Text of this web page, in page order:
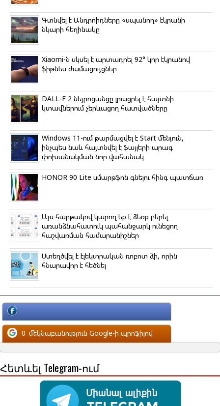
i
k
i
Գտնվել է Անդրոիդները «սպանող» էկրանի
նկարի հեղինակը
Xiaomi-ն սկսել է արտադրել 92° կոր էկրանով
ֆիթնես ժամացույցներ
DALL-E 2 նեյրոցանցը լրացրել է հայտնի
կտավներում չերևացող հատվածները
Windows 11-ում թարմացվել է Start մենյուն,
ինչպես նաև հայտնվել է ֆայլերի արագ
փոխանակման նոր վահանակ
HONOR 90 Lite սմարթֆոն գնելու հինգ պատճառ
Այս հարթակով կարող եք է ձեռք բերել
առանձնահատուկ պահանջարկ ունեցող
հաշվառման համարանիշներ
Ստեղծվել է էլեկտրական ռոբոտ ձի, որին
հնարավոր է հեծնել
մեկնաբանություն Facebook-ի պրոֆիլով
0 մեկնաբանություն Google-ի պրոֆիլով
Հետևել Telegram-ում